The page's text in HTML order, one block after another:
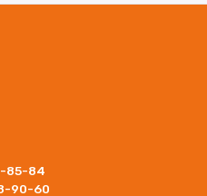
85-84
90-60